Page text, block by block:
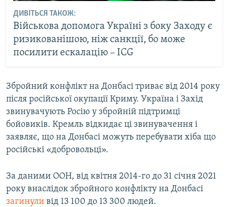
ДИВІТЬСЯ ТАКОЖ:
Військова допомога Україні з боку Заходу є
ризикованішою, ніж санкції, бо може
посилити ескалацію – ICG
Збройний конфлікт на Донбасі триває від 2014 року
після російської окупації Криму. Україна і Захід
звинувачують Росію у збройній підтримці
бойовиків. Кремль відкидає ці звинувачення і
заявляє, що на Донбасі можуть перебувати хіба що
російські «добровольці».
За даними ООН, від квітня 2014-го до 31 січня 2021
року внаслідок збройного конфлікту на Донбасі
загинули від 13 100 до 13 300 людей.